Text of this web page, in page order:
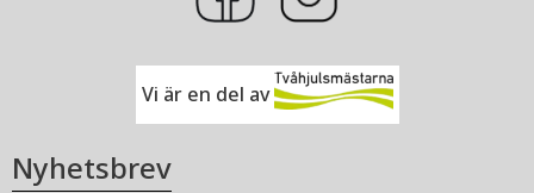
Vi är en del av
Nyhetsbrev